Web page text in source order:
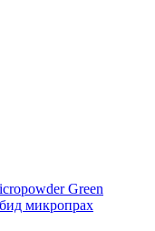
микропрах